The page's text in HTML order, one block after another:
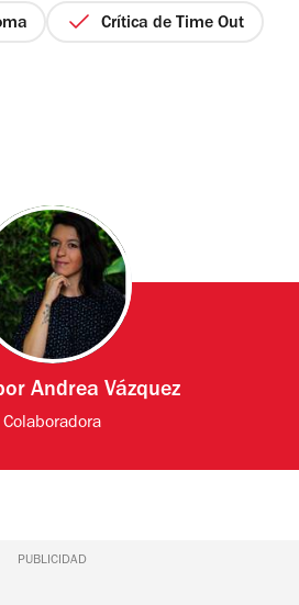
Crítica de Time Out
Andrea Vázquez
Colaboradora
PUBLICIDAD